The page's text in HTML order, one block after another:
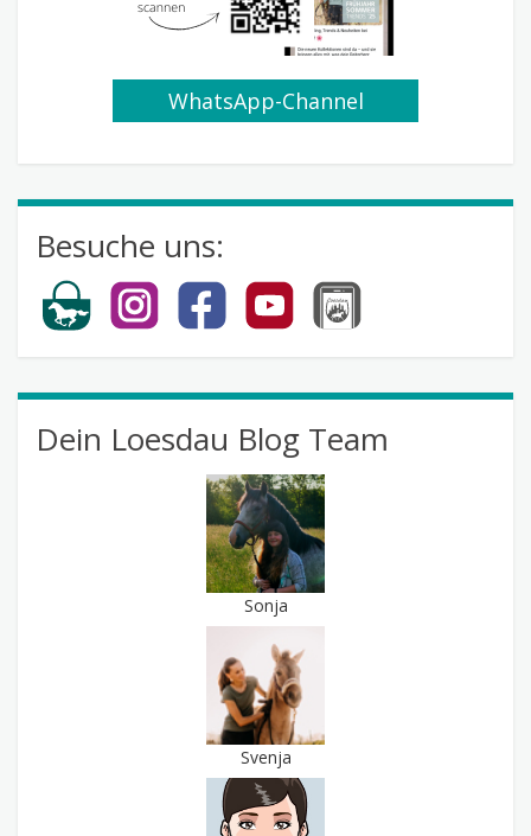
WhatsApp-Channel
Besuche uns:
Dein Loesdau Blog Team
Sonja
Svenja